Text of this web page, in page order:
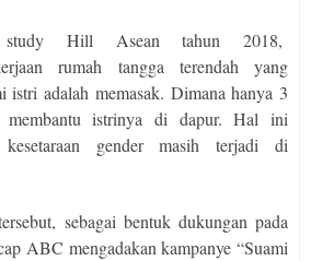
study Hill Asean tahun 2018,
rumah tangga terendah yang
istri adalah memasak. Dimana hanya 3
istrinya di dapur. Hal ini
gender masih terjadi di
sebagai bentuk dukungan pada
ABC mengadakan kampanye “Suami